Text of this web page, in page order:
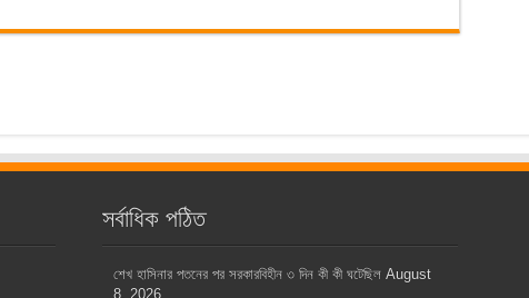
সর্বাধিক পঠিত
শেখ হাসিনার পতনের পর সরকারবিহীন ৩ দিন কী কী ঘটেছিল August
8, 2026